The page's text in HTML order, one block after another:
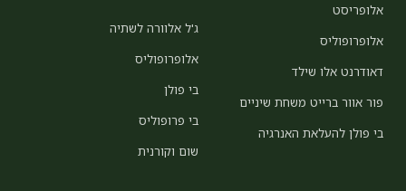
אלופריסט
אלופרופוליס
דאודרנט אלו שילד
פור אוור ברייט משחת שיניים
בי פולן להעלאת האנרגיה
ג'ל אלוורה לשתיה
אלופרופוליס
בי פולן
בי פרופוליס
שום וקורנית